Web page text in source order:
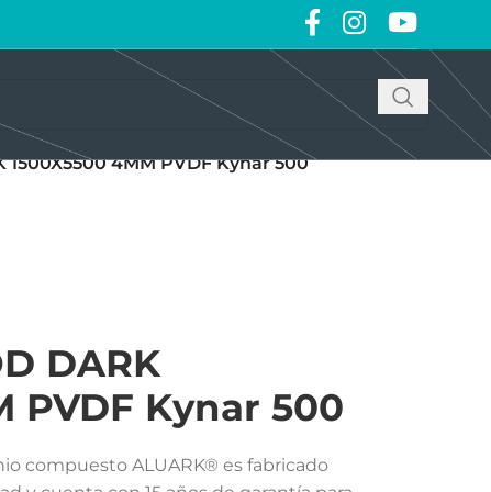
1500X5500 4MM PVDF Kynar 500
DARK
PVDF Kynar 500
compuesto ALUARK® es fabricado